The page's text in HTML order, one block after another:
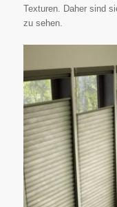
Texturen. Daher sind
zu sehen.